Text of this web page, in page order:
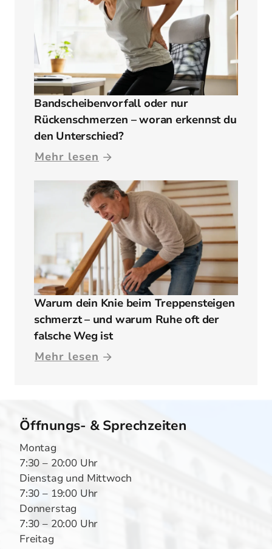
Bandscheibenvorfall oder nur
Rückenschmerzen – woran erkennst du
den Unterschied?
Warum dein Knie beim Treppensteigen
schmerzt – und warum Ruhe oft der
falsche Weg ist
Öffnungs- & Sprechzeiten
7:30 – 20:00 Uhr
Dienstag und Mittwoch
7:30 – 19:00 Uhr
Donnerstag
7:30 – 20:00 Uhr
Freitag
7:30 – 18:00 Uhr